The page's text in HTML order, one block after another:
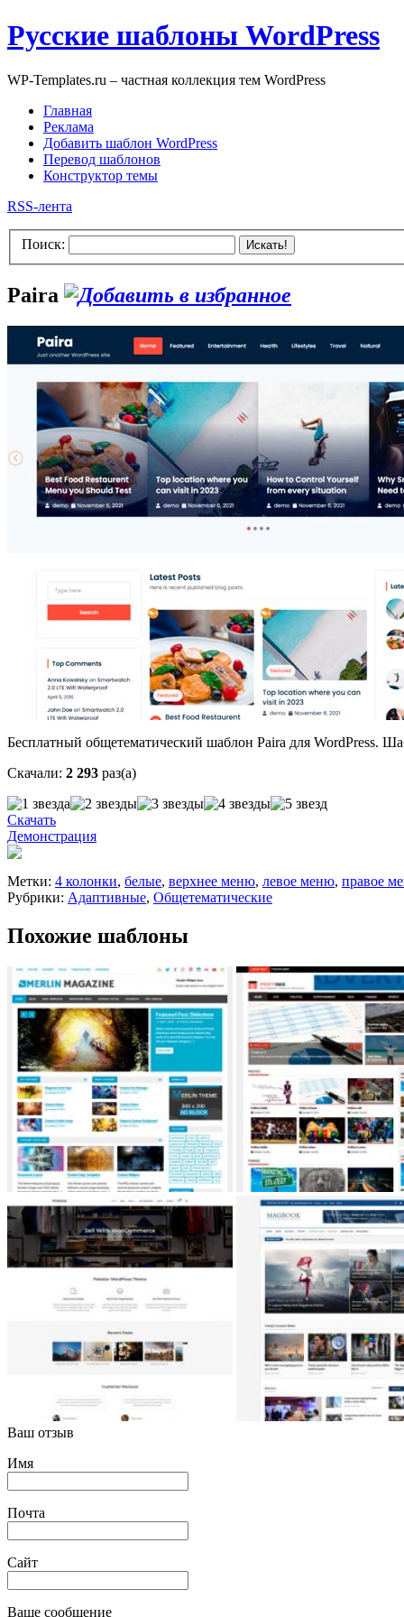
Русские шаблоны WordPress
WP-Templates.ru – частная коллекция тем WordPress
Главная
Реклама
Добавить шаблон WordPress
Перевод шаблонов
Конструктор темы
RSS-лента
Поиск: Искать!
Paira
Бесплатный общетематический шаблон Paira для WordPress.
Скачали: 2 293 раз(а)
Скачать
Демонстрация
Метки: 4 колонки, белые, верхнее меню, левое меню, правое
Рубрики: Адаптивные, Общетематические
Похожие шаблоны
Ваш отзыв
Имя
Почта
Сайт
Ваше сообщение